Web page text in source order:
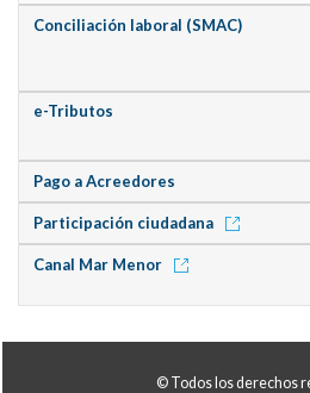
Conciliación laboral (SMAC)
e-Tributos
Pago a Acreedores
Participación ciudadana
Canal Mar Menor
© Todos los derechos